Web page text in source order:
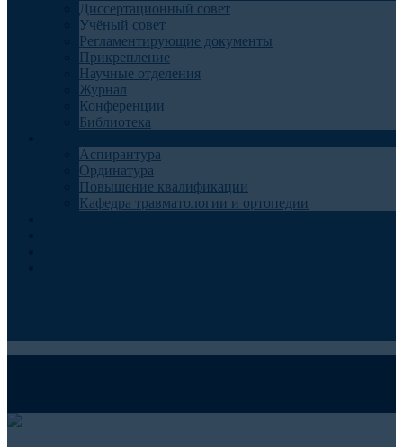
Диссертационный совет
Учёный совет
Регламентирующие документы
Прикрепление
Научные отделения
Журнал
Конференции
Библиотека
Аспирантура
Ординатура
Повышение квалификации
Кафедра травматологии и ортопедии